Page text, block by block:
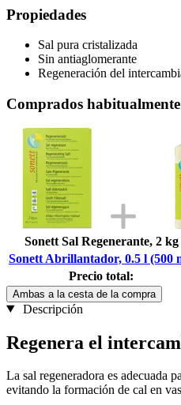
Propiedades
Sal pura cristalizada
Sin antiaglomerante
Regeneración del
Comprados
Sonett Sal Regenerante, 2 kg
Sonett Abrillantador, 0.5 l (500
Precio total:
Ambas a la cesta de la compra
Descripción
Regenera el
La sal regeneradora es adecuada
evitando la formación de cal en